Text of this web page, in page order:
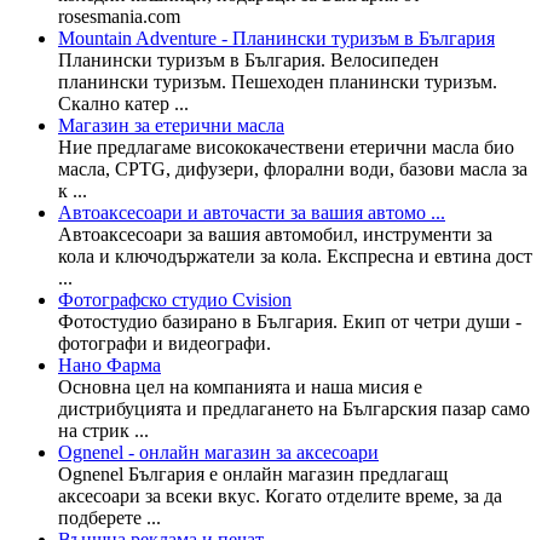
rosesmania.com
Mountain Adventure - Планински туризъм в България
Планински туризъм в България. Велосипеден
планински туризъм. Пешеходен планински туризъм.
Скално катер ...
Магазин за етерични масла
Ние предлагаме висококачествени етерични масла био
масла, CPTG, дифузери, флорални води, базови масла за
к ...
Автоаксесоари и авточасти за вашия автомо ...
Автоаксесоари за вашия автомобил, инструменти за
кола и ключодържатели за кола. Експресна и евтина дост
...
Фотографско студио Cvision
Фотостудио базирано в България. Екип от четри души -
фотографи и видеографи.
Нано Фарма
Основна цел на компанията и наша мисия е
дистрибуцията и предлагането на Българския пазар само
на стрик ...
Ognenel - онлайн магазин за аксесоари
Ognenel България е онлайн магазин предлагащ
аксесоари за всеки вкус. Когато отделите време, за да
подберете ...